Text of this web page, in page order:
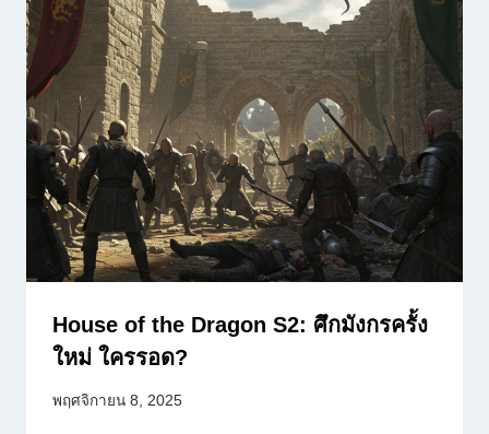
House of the Dragon S2: ศึกมังกรครั้ง
ใหม่ ใครรอด?
พฤศจิกายน 8, 2025